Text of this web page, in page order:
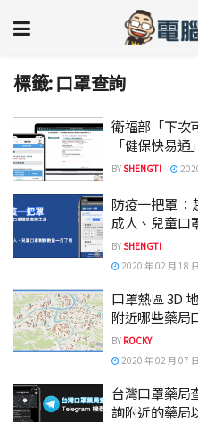
標籤:口罩查詢
衛福部「下次
「健保快易
BYSHENGTI
防疫一把罩
成人、兒童口
BYSHENGTI
2020 年 02 月 18
口罩熱區 3D
附近哪些藥局
BY ROCKY
2020 年 02 月 07
台灣口罩藥局
詢附近的藥局